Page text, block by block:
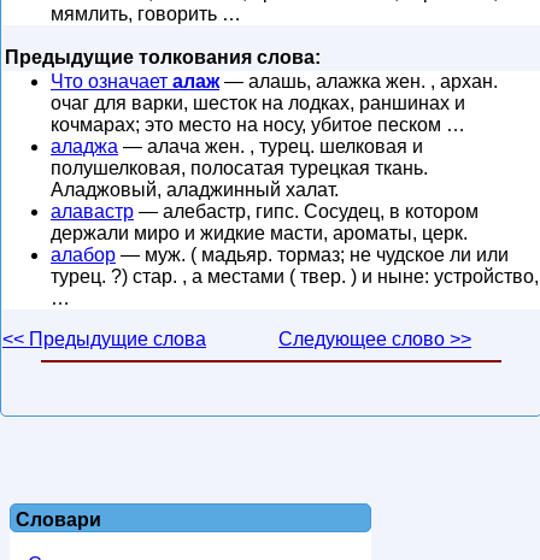
мямлить, говорить …
Предыдущие толкования слова:
Что означает алаж— алашь, алажка жен. , архан.
очаг для варки, шесток на лодках, раншинах и
кочмарах; это место на носу, убитое песком …
аладжа — алача жен. , турец. шелковая и
полушелковая, полосатая турецкая ткань.
Аладжовый, аладжинный халат.
алавастр — алебастр, гипс. Сосудец, в котором
держали миро и жидкие масти, ароматы, церк.
алабор — муж. ( мадьяр. тормаз; не чудское ли или
турец. ?) стар. , а местами ( твер. ) и ныне: устройство,
…
<< Предыдущие слова
Следующее слово >>
Словари